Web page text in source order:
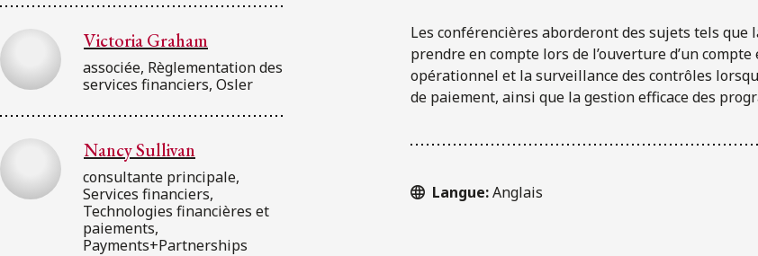
Victoria Graham
associée, Règlementation des
services financiers, Osler
Nancy Sullivan
consultante principale,
Services financiers,
Technologies financières et
paiements,
Payments+Partnerships
Les conférencières aborderont des sujets tels que
prendre en compte lors de l’ouverture d’un
opérationnel et la surveillance des contrôles
de paiement, ainsi que la gestion efficace des
Langue:Anglais